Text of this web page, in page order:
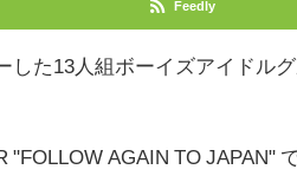
Feedly
した13人組ボーイズアイドル
"FOLLOW AGAIN TO JAPAN"